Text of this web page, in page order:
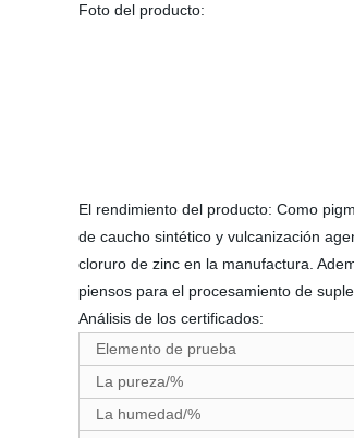
Foto del producto:
El rendimiento del producto: Como
de caucho sintético y vulcanización
cloruro de zinc en la manufactura.
piensos para el procesamiento de
Análisis de los certificados:
Elemento de prueba
La pureza/%
La humedad/%